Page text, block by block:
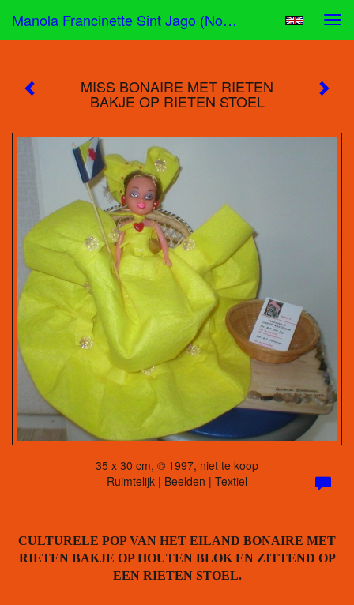
Manola Francinette Sint Jago (nona) - MISS BONAIRE MET RIETEN BAKJE OP RIETEN STOEL
MISS BONAIRE MET RIETEN
BAKJE OP RIETEN STOEL
35 x 30 cm, © 1997, niet te koop
Ruimtelijk | Beelden | Textiel
CULTURELE POP VAN HET EILAND BONAIRE MET
RIETEN BAKJE OP HOUTEN BLOK EN ZITTEND OP
EEN RIETEN STOEL.